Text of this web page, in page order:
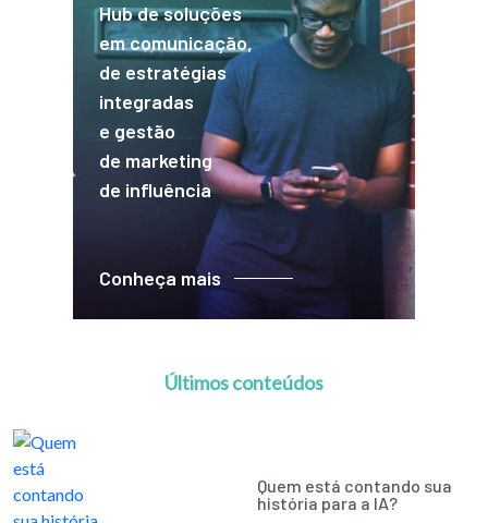
Hub de soluções
em comunicação,
de estratégias
integradas
e gestão
de marketing
de influência
Conheça mais
Últimos conteúdos
Quem está contando sua
história para a IA?